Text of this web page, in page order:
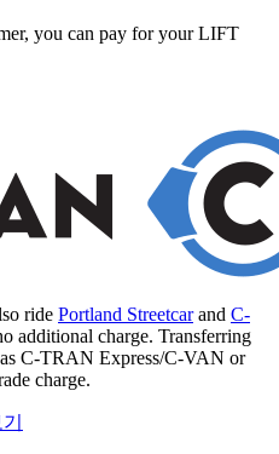
you can pay for your LIFT
ride Portland Streetcarand C-
additional charge. Transferring
C-TRAN Express/C-VAN or
charge.